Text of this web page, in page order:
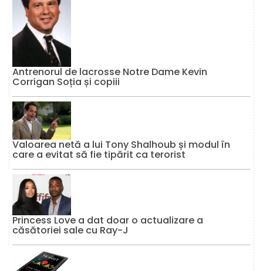
Antrenorul de lacrosse Notre Dame Kevin
Corrigan Soția și copiii
Valoarea netă a lui Tony Shalhoub și modul în
care a evitat să fie tipărit ca terorist
Princess Love a dat doar o actualizare a
căsătoriei sale cu Ray-J